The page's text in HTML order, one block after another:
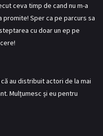
ceva timp de cand nu m-a
promite! Sper ca pe parcurs sa
cu doar un ep pe
au distribuit actori de la mai
Mulțumesc și eu pentru